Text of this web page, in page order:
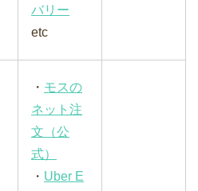
バリー
etc
・ モスの
ネット注
文（公
式）
・ Uber E